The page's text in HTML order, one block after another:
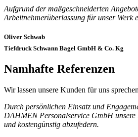
Aufgrund der maßgeschneiderten
Arbeitnehmerüberlassung für unser Werk
Oliver Schwab
Tiefdruck Schwann Bagel GmbH & Co. Kg
Namhafte Referenzen
Wir lassen unsere Kunden für uns sprechen
Durch persönlichen Einsatz und
DAHMEN Personalservice GmbH unsere
und kostengünstig abzufedern.